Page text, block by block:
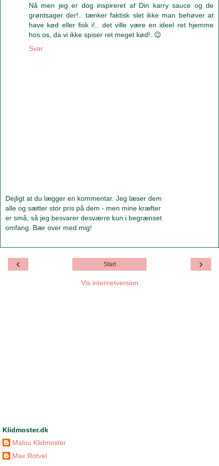
Nå men jeg er dog inspireret af Din karry sauce og de
grøntsager der!.. tænker faktisk slet ikke man behøver at
have kød eller fisk i!.. det ville være en ideel ret hjemme
hos os, da vi ikke spiser ret meget kød!..😉
Svar
Dejligt at du lægger en kommentar. Jeg læser dem
alle og sætter stor pris på dem - men mine kræfter
er små, så jeg besvarer desværre kun i begrænset
omfang. Bær over med mig!
‹ ›
Start
Vis internetversion
Klidmoster.dk
Malou Klidmoster
Max Rotvel